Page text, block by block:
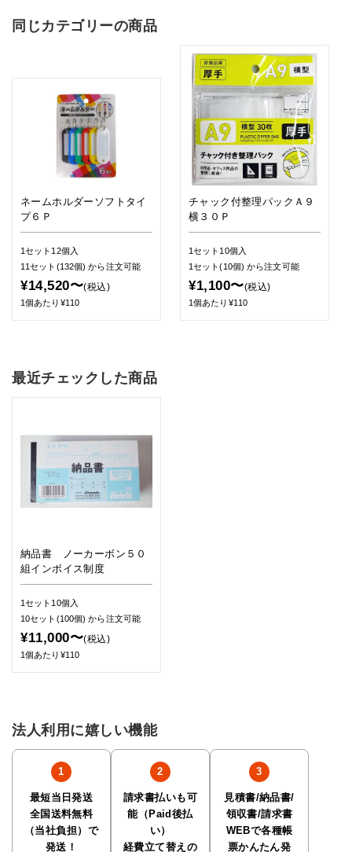
同じカテゴリーの商品
ネームホルダーソフトタイ
プ６Ｐ
1セット12個入
11セット(132個)から注文可能
¥14,520〜(税込)
1個あたり¥110
チャック付整理パックＡ９
横３０Ｐ
1セット10個入
1セット(10個)から注文可能
¥1,100〜(税込)
1個あたり¥110
最近チェックした商品
納品書 ノーカーボン５０
組インボイス制度
1セット10個入
10セット(100個)から注文可能
¥11,000〜(税込)
1個あたり¥110
法人利用に嬉しい機能
最短当日発送
全国送料無料
（当社負担）で
発送！
請求書払いも可
能（Paid後払
い）
経費立て替えの
見積書/納品書/
領収書/請求書
WEBで各種帳
票かんたん発